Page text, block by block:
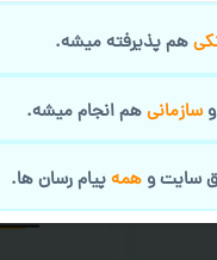
راحت از سفارش
هم پذیرفته میشه.
وسازمانیهم انجام میشه.
سایت وهمهپیام رسان ها.